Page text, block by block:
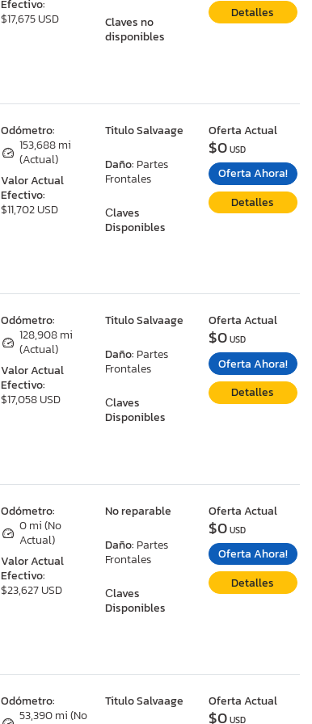
Efectivo:
$17,675 USD
Claves no
disponibles
Detalles
Odómetro:
153,688 mi
(Actual)
Valor Actual
Efectivo:
$11,702 USD
Titulo Salvaage
Daño: Partes
Frontales
Сlaves
Disponibles
Oferta Actual
$0USD
Oferta Ahora!
Detalles
Odómetro:
128,908 mi
(Actual)
Valor Actual
Efectivo:
$17,058 USD
Titulo Salvaage
Daño: Partes
Frontales
Сlaves
Disponibles
Oferta Actual
$0USD
Oferta Ahora!
Detalles
Odómetro:
0 mi (No
Actual)
Valor Actual
Efectivo:
$23,627 USD
No reparable
Daño: Partes
Frontales
Сlaves
Disponibles
Oferta Actual
$0USD
Oferta Ahora!
Detalles
Odómetro:
53,390 mi (No
Titulo Salvaage Oferta Actual
$0USD